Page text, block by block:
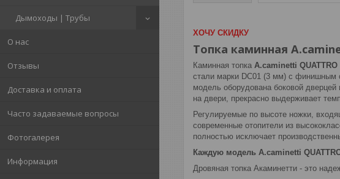
Дымоходы | Трубы
О нас
Отзывы
Доставка и оплата
Часто задаваемые вопросы
Фотогалерея
Информация
ХОЧУ СКИДКУ
Топка каминная
Каминная топка A.caminetti QUATTRO
стали марки DC01 (3 мм) с финишным
модель оборудована боковой дверцей
на двери, прекрасно выдерживает
Регулируемые по высоте ножки,
современные отопители из
полностью исключает
Каждую модель A.caminetti
Дровяная топка Акаминетти - это